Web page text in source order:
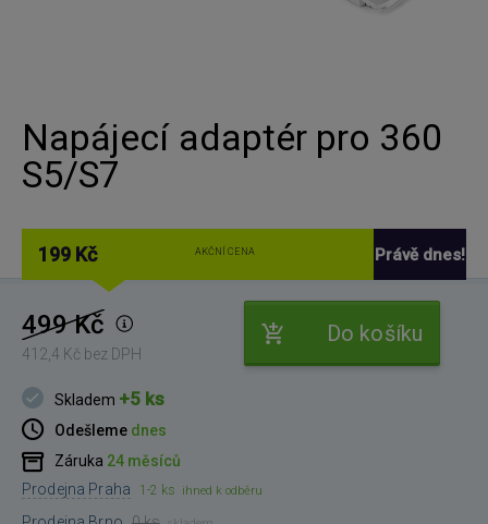
Napájecí adaptér pro 360
S5/S7
199 Kč AKČNÍ CENA Právě dnes!
499 Kč
412,4 Kč bez DPH
Do košíku
Skladem +5 ks
Odešleme dnes
Záruka 24 měsíců
Prodejna Praha
1-2 ks ihned k odběru